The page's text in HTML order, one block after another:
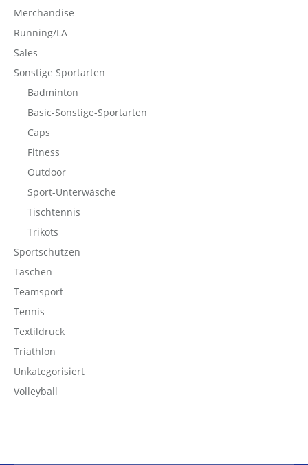
Merchandise
Running/LA
Sales
Sonstige Sportarten
Badminton
Basic-Sonstige-Sportarten
Caps
Fitness
Outdoor
Sport-Unterwäsche
Tischtennis
Trikots
Sportschützen
Taschen
Teamsport
Tennis
Textildruck
Triathlon
Unkategorisiert
Volleyball